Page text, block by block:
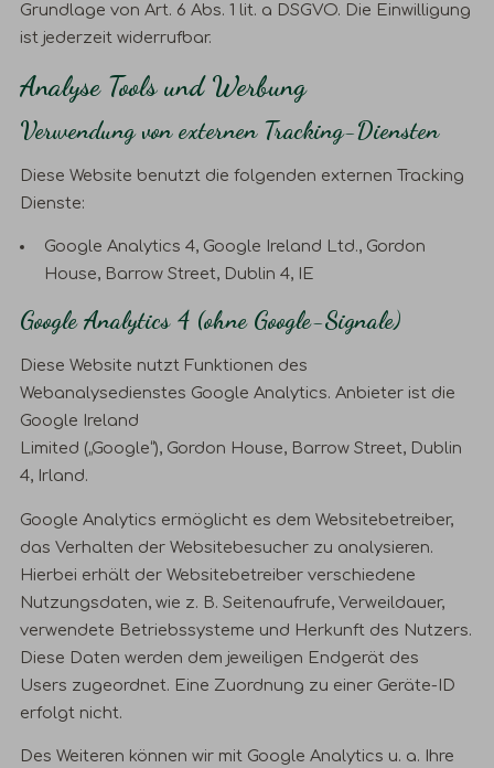
Grundlage von Art. 6 Abs. 1 lit. a DSGVO. Die Einwilligung
ist jederzeit widerrufbar.
Analyse Tools und Werbung
Verwendung von externen Tracking-Diensten
Diese Website benutzt die folgenden externen Tracking
Dienste:
Google Analytics 4, Google Ireland Ltd., Gordon
House, Barrow Street, Dublin 4, IE
Google Analytics 4 (ohne Google-Signale)
Diese Website nutzt Funktionen des
Webanalysedienstes Google Analytics. Anbieter ist die
Google Ireland
Limited („Google“), Gordon House, Barrow Street, Dublin
4, Irland.
Google Analytics ermöglicht es dem Websitebetreiber,
das Verhalten der Websitebesucher zu analysieren.
Hierbei erhält der Websitebetreiber verschiedene
Nutzungsdaten, wie z. B. Seitenaufrufe, Verweildauer,
verwendete Betriebssysteme und Herkunft des Nutzers.
Diese Daten werden dem jeweiligen Endgerät des
Users zugeordnet. Eine Zuordnung zu einer Geräte-ID
erfolgt nicht.
Des Weiteren können wir mit Google Analytics u. a. Ihre